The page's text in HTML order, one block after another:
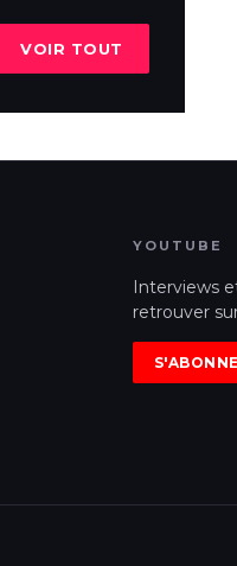
VOIR TOUT
YOUTUBE
Interviews
retrouver